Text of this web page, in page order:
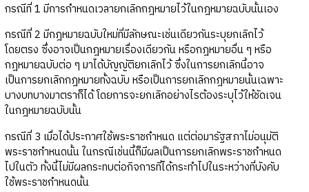
กรณีที่ 1 มีการกำหนดเวลายกเลิกกฎหมายไว้ในกฎหมายฉบับนั้นเอง
กรณีที่ 2 มีกฎหมายฉบับใหม่ที่มีลักษณะเช่นเดียวกันระบุยกเลิกไว้
โดยตรง ซึ่งอาจเป็นกฎหมายเรื่องเดียวกัน หรือกฎหมายอื่น ๆ หรือ
กฎหมายฉบับต่อ ๆ มาได้บัญญัติยกเลิกไว้ ซึ่งในการยกเลิกนี้อาจ
เป็นการยกเลิกกฎหมายทั้งฉบับ หรือเป็นการยกเลิกกฎหมายนั้นเฉพาะ
บางบทบางมาตราก็ได้ โดยการจะยกเลิกอย่างไรต้องระบุไว้ให้ชัดเจน
ในกฎหมายฉบับนั้น
กรณีที่ 3 เมื่อได้ประกาศใช้พระราชกำหนด แต่ต่อมารัฐสภาไม่อนุมัติ
พระราชกำหนดนั้น ในกรณีเช่นนี้ก็มีผลเป็นการยกเลิกพระราชกำหนด
ไปในตัว ทั้งนี้ไม่มีผลกระทบต่อกิจการที่ได้กระทำไปในระหว่างที่บังคับ
ใช้พระราชกำหนดนั้น